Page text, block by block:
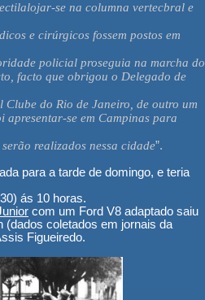
se na columna vertecbral e
e cirúrgicos fossem postos em
policial proseguia na marcha do
facto que obrigou o Delegado de
do Rio de Janeiro, de outro um
apresentar-se em Campinas para
realizados nessa cidade”.
para a tarde de domingo, e teria
ás 10 horas.
com um Ford V8 adaptado saiu
(dados coletados em jornais da
Figueiredo.